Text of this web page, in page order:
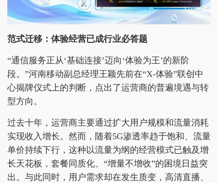
范式迁移：体验经营已成行业必答题
“通信服务正从‘基础连接’迈向‘体验为王’的新阶
段。”河南移动副总经理王颖先前在“X-体验”联创中
心揭牌仪式上的判断，点出了运营商的普遍境遇与转
型方向。
过去十年，运营商主要通过扩大用户规模和流量消耗
实现收入增长。然而，随着5G渗透率趋于饱和、流量
单价持续下行，这种以流量为纲的经营模式已触及增
长天花板，套餐同质化、“增量不增收”的困境日益突
出。与此同时，用户需求却在发生质变，高清直播、